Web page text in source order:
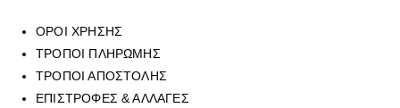
ΟΡΟΙ ΧΡΗΣΗΣ
ΤΡΟΠΟΙ ΠΛΗΡΩΜΗΣ
ΤΡΟΠΟΙ ΑΠΟΣΤΟΛΗΣ
ΕΠΙΣΤΡΟΦΕΣ & ΑΛΛΑΓΕΣ